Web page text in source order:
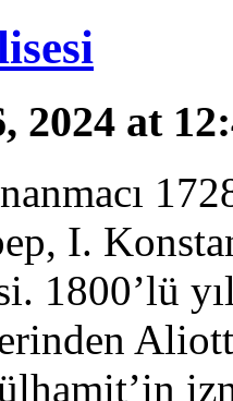
2024 at
I.
1800’lü